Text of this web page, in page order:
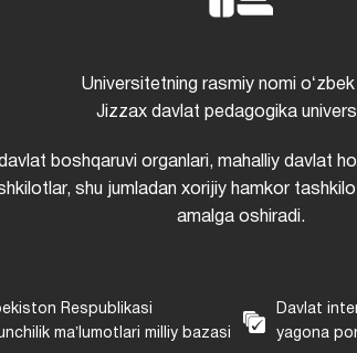
Universitetning rasmiy nomi
Jizzax davlat pedagogika
boshqaruvi organlari, mahalliy davlat
shu jumladan xorijiy hamkor
amalga oshiradi.
Respublikasi
maʼlumotlari milliy bazasi
Davlat
yagona